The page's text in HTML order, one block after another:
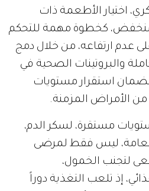
اختيار الأطعمة ذات
كخطوة مهمة للتحكم
عدم ارتفاعه، من خلال دمج
والبروتينات الصحية في
لضمان استقرار مستويات
الأمراض المزمنة.
مستقرة، لسكر الدم،
ليس فقط لمرضى
لتجنب الخمول،
إذ تلعب التغذية دوراً